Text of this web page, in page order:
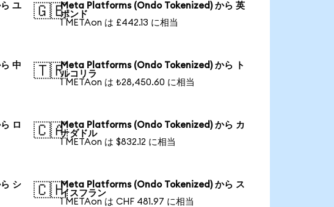
ユ
🇬🇧Meta Platforms (Ondo Tokenized) から 英
ポンド
1 METAon は £442.13 に相当
中
🇹🇷Meta Platforms (Ondo Tokenized) から ト
ルコリラ
1 METAon は ₺28,450.60 に相当
ロ
🇨🇦Meta Platforms (Ondo Tokenized) から カ
ナダドル
1 METAon は $832.12 に相当
シ
🇨🇭Meta Platforms (Ondo Tokenized) から ス
イスフラン
1 METAon は CHF 481.97 に相当